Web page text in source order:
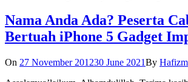
Nama Anda Ada? Peserta
Bertuah iPhone 5 Gadget
On 27 November 201230 June 2021By